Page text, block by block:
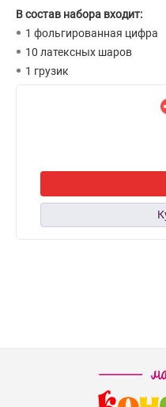
В состав набора входит:
1 фольгированная цифра
10 латексных шаров
1 грузик